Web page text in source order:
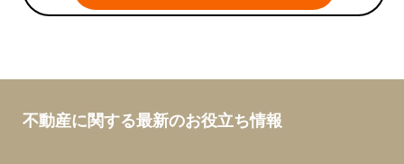
不動産に関する最新のお役立ち情報